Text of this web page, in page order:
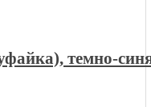
темно-